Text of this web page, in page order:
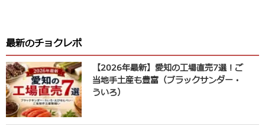
最新のチョクレポ
【2026年最新】愛知の工場直売7選！ご
当地手土産も豊富（ブラックサンダー・
ういろ）